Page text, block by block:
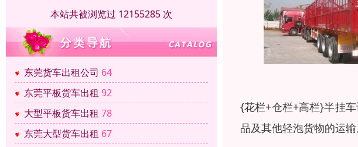
本站共被浏览过 12155285 次
东莞货车出租公司 64
东莞平板货车出租 92
大型平板货车出租 78
东莞大型货车出租 67
{花栏+仓栏+高栏}半挂
品及其他轻泡货物的运输